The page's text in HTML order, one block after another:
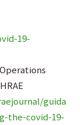
19-
guida
the-covid-19-